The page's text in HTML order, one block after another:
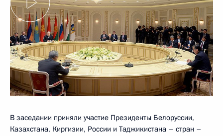
В заседании приняли участие Президенты Белоруссии,
Казахстана, Киргизии, России и Таджикистана – стран –